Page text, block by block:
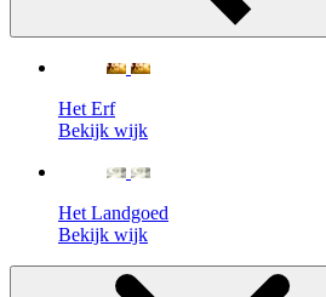
Het Erf
Bekijk wijk
Het Landgoed
Bekijk wijk